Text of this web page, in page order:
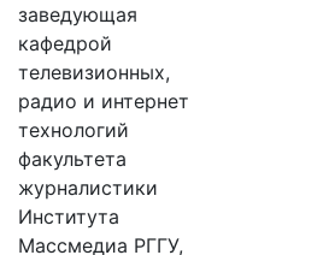
заведующая
кафедрой
телевизионных,
радио и интернет
технологий
факультета
журналистики
Института
Массмедиа РГГУ,